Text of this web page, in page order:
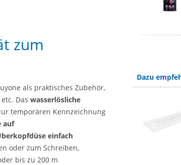
zum
als praktisches Zubehör,
Das wasserlösliche
temporären Kennzeichnung
auf
einfach
oder zum Schreiben,
bis zu 200 m
Dazu